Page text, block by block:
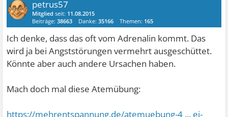
petrus57
Mitglied seit: 11.08.2015
Beiträge:38663 Danke:35166 Themen: 165
Ich denke, dass das oft vom Adrenalin kommt. Das
wird ja bei Angststörungen vermehrt ausgeschüttet.
Könnte aber auch andere Ursachen haben.
Mach doch mal diese Atemübung:
https://mehrentspannung.de/atemuebung-4 ... ei-